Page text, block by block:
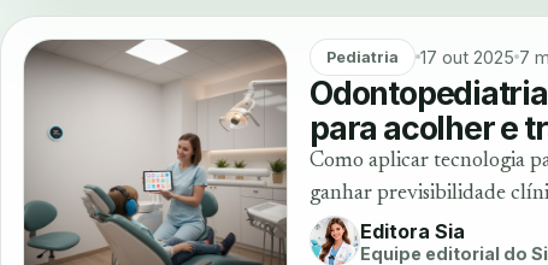
Pediatria 17 out 2025 7
para acolher e
Como aplicar tecnologia
ganhar previsibilidade
Editora Sia
Equipe editorial do